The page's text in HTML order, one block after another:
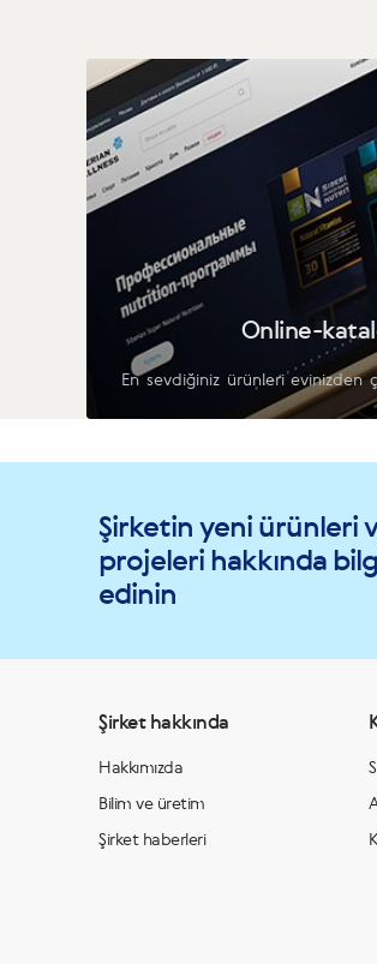
Online-
En sevdiğiniz ürünleri evinizden
Şirketin yeni ürünleri
projeleri hakkında
edinin
Şirket hakkında
Hakkımızda
Bilim ve üretim
Şirket haberleri